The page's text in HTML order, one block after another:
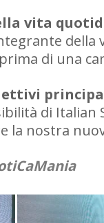
vita
di una
di Italian
la nostra